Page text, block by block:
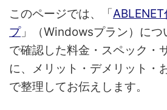
このページでは、「
プ」（Windowsプラン）につ
で確認した料金・スペック・
に、メリット・デメリット・
で整理してお伝えします。